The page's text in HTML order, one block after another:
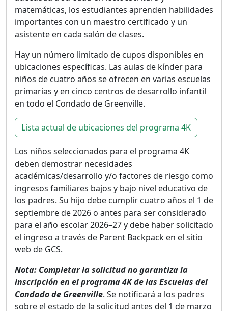
matemáticas, los estudiantes aprenden habilidades
importantes con un maestro certificado y un
asistente en cada salón de clases.
Hay un número limitado de cupos disponibles en
ubicaciones específicas. Las aulas de kínder para
niños de cuatro años se ofrecen en varias escuelas
primarias y en cinco centros de desarrollo infantil
en todo el Condado de Greenville.
Lista actual de ubicaciones del programa 4K
Los niños seleccionados para el programa 4K
deben demostrar necesidades
académicas/desarrollo y/o factores de riesgo como
ingresos familiares bajos y bajo nivel educativo de
los padres. Su hijo debe cumplir cuatro años el 1 de
septiembre de 2026 o antes para ser considerado
para el año escolar 2026–27 y debe haber solicitado
el ingreso a través de Parent Backpack en el sitio
web de GCS.
Nota: Completar la solicitud no garantiza la
inscripción en el programa 4K de las Escuelas del
Condado de Greenville. Se notificará a los padres
sobre el estado de la solicitud antes del 1 de marzo